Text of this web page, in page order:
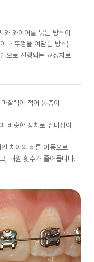
와 와이어를 묶는 방식이
나 뚜껑을 여닫는 방식)
으로 진행되는 교정치료
찰력이 적어 통증이
비슷한 장치로 심미성이
치아의 빠른 이동으로
, 내원 횟수가 줄어듭니다.